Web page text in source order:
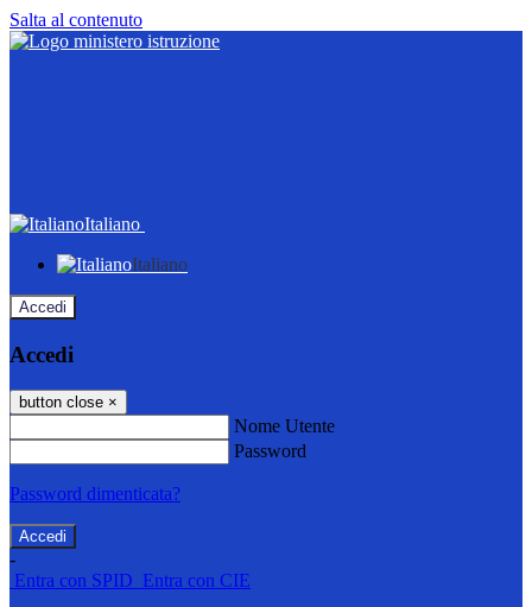
Salta al contenuto
Italiano
Italiano
Accedi
Accedi
button close ×
Nome Utente
Password
Password dimenticata?
-
Entra con SPID Entra con CIE